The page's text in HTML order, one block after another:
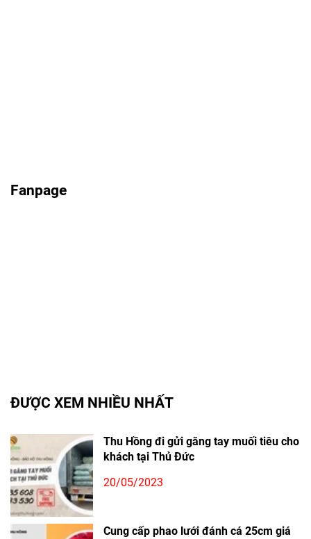
Fanpage
ĐƯỢC XEM NHIỀU NHẤT
Thu Hồng đi gửi găng tay muối tiêu cho
khách tại Thủ Đức
20/05/2023
Cung cấp phao lưới đánh cá 25cm giá